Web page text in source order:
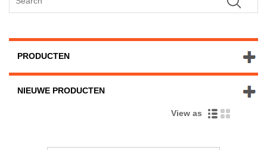
PRODUCTEN
NIEUWE PRODUCTEN
View as